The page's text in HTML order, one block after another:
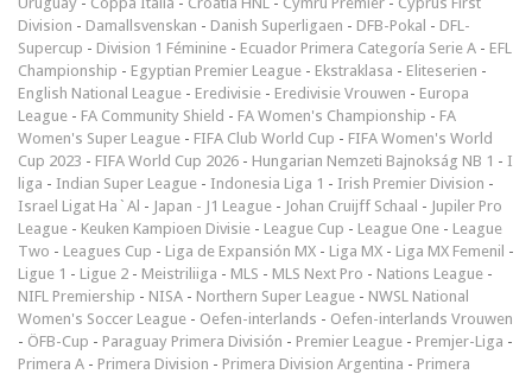
Division - Damallsvenskan - Danish Superligaen - DFB-Pokal - DFL-
Supercup - Division 1 Féminine - Ecuador Primera Categoría Serie A - EFL
Championship - Egyptian Premier League - Ekstraklasa - Eliteserien -
English National League - Eredivisie - Eredivisie Vrouwen - Europa
League - FA Community Shield - FA Women's Championship - FA
Women's Super League - FIFA Club World Cup - FIFA Women's World
Cup 2023 - FIFA World Cup 2026 - Hungarian Nemzeti Bajnokság NB 1 - I
liga - Indian Super League - Indonesia Liga 1 - Irish Premier Division -
Israel Ligat Ha`Al - Japan - J1 League - Johan Cruijff Schaal - Jupiler Pro
League - Keuken Kampioen Divisie - League Cup - League One - League
Two - Leagues Cup - Liga de Expansión MX - Liga MX - Liga MX Femenil -
Ligue 1 - Ligue 2 - Meistriliiga - MLS - MLS Next Pro - Nations League -
NIFL Premiership - NISA - Northern Super League - NWSL National
Women's Soccer League - Oefen-interlands - Oefen-interlands Vrouwen
- ÖFB-Cup - Paraguay Primera División - Premier League - Premjer-Liga -
Primera A - Primera Division - Primera Division Argentina - Primera